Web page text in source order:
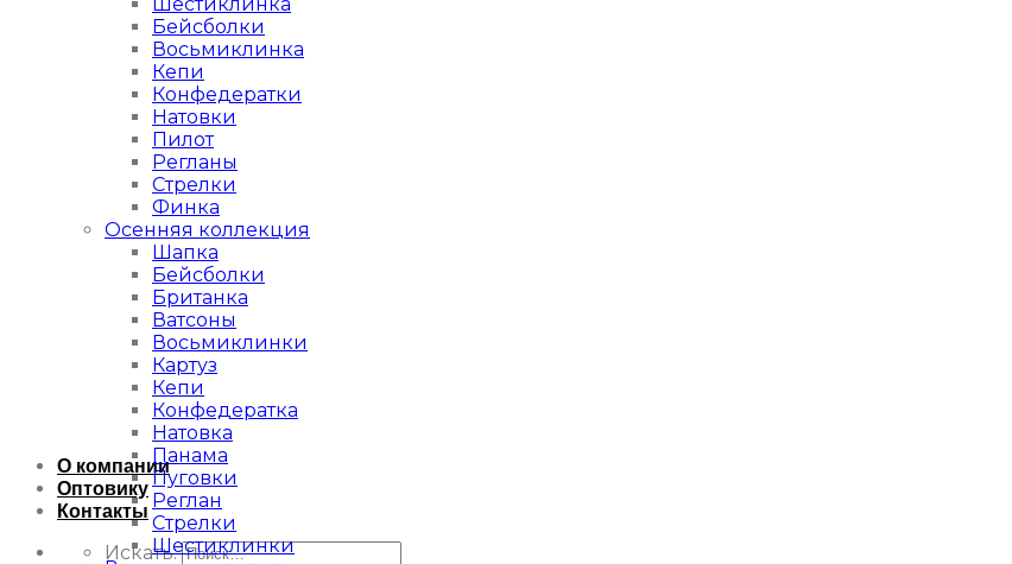
О компании
Оптовику
Контакты
Искать:
Бейсболки
Восьмиклинка
Кепи
Конфедератки
Натовки
Пилот
Регланы
Стрелки
Финка
Осенняя коллекция
Шапка
Бейсболки
Британка
Ватсоны
Восьмиклинки
Картуз
Кепи
Конфедератка
Натовка
Панама
Пуговки
Реглан
Стрелки
Шестиклинки